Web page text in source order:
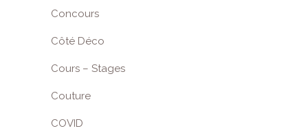
Concours
Côté Déco
Cours – Stages
Couture
COVID